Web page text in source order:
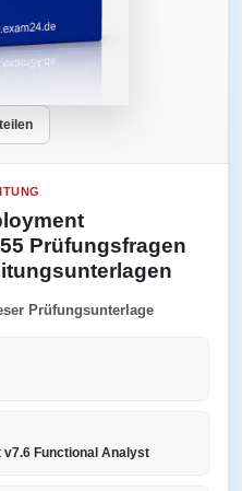
Prüfungsfragen
Prüfungsunterlage
v7.6 Functional Analyst